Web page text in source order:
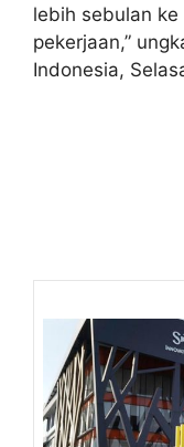
lebih sebulan
pekerjaan,”
Indonesia,